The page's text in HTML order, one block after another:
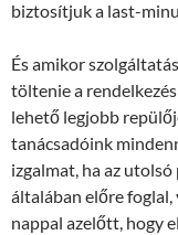
biztosítjuk a last-
És amikor
töltenie a
lehető legjobb
tanácsadóink
izgalmat, ha az
általában előre
nappal azelőtt, hogy